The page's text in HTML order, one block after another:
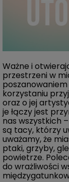
Ważne i
przestrzeni w
korzystaniu
oraz o jej
je łączy jest
nas wszystkich
są tacy, którzy
uważamy, że
ptaki, grzyby,
powietrze.
do wrażliwości